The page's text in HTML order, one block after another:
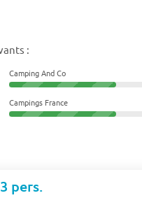
:
Camping And Co
Campings France
pers.